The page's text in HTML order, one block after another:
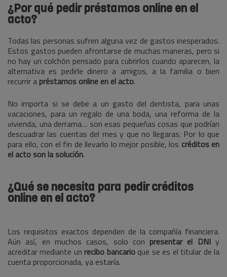
¿Por qué pedir préstamos online en el
acto?
Todas las personas sufren alguna vez de gastos inesperados.
Estos gastos pueden afrontarse de muchas maneras, pero si
no hay un colchón pensado para cubrirlos cuando aparecen, la
alternativa es pedirle dinero a amigos, a la familia o bien
recurrir a préstamos online en el acto.
No importa si se debe a un gasto del dentista, para unas
vacaciones, para un regalo de una boda, una reforma de la
vivienda, una derrama… son esas pequeñas cosas que podrían
descuadrar las cuentas del mes y que no llegaras. Por lo que
para ello, con el fin de llevarlo lo mejor posible, los créditos en
el acto son la solución.
¿Qué se necesita para pedircréditos
online en el acto?
Los requisitos exactos dependen de la compañía financiera.
Aún así, en muchos casos, solo con presentar el DNIy
acreditar mediante un recibo bancarioque se es el titular de la
cuenta proporcionada, ya estaría.